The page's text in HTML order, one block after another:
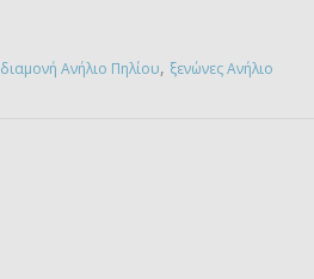
διαμονή Ανήλιο Πηλίου, ξενώνες Ανήλιο